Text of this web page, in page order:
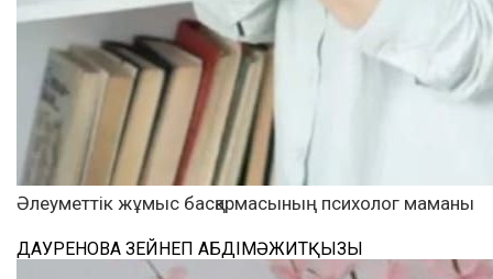
Әлеуметтік жұмыс басқармасының психолог маманы
ДАУРЕНОВА ЗЕЙНЕП АБДІМӘЖИТҚЫЗЫ